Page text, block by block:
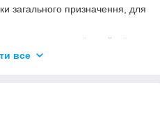
загального призначення, для
конкретної швейної
в агрегатах додаткових
все